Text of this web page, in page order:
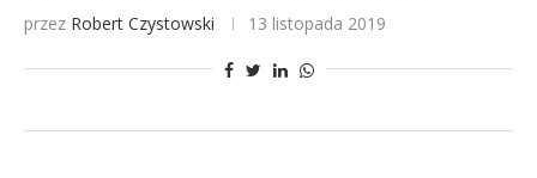
przez Robert Czystowski 13 listopada 2019